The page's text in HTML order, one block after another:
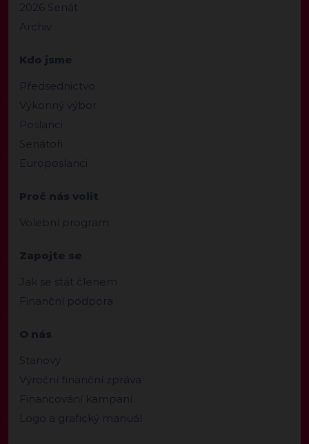
2026 Senát
Archiv
Kdo jsme
Předsednictvo
Výkonný výbor
Poslanci
Senátoři
Europoslanci
Proč nás volit
Volební program
Zapojte se
Jak se stát členem
Finanční podpora
O nás
Stanovy
Výroční finanční zpráva
Financování kampaní
Logo a grafický manuál